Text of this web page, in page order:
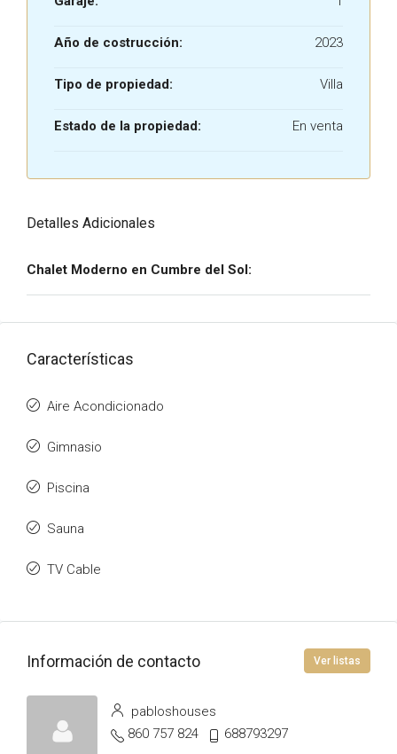
Año de costrucción: 2023
Tipo de propiedad: Villa
Estado de la propiedad: En venta
Detalles Adicionales
Chalet Moderno en Cumbre del Sol:
Características
Aire Acondicionado
Gimnasio
Piscina
Sauna
TV Cable
Información de contacto Ver listas
pabloshouses
860 757 824
688793297